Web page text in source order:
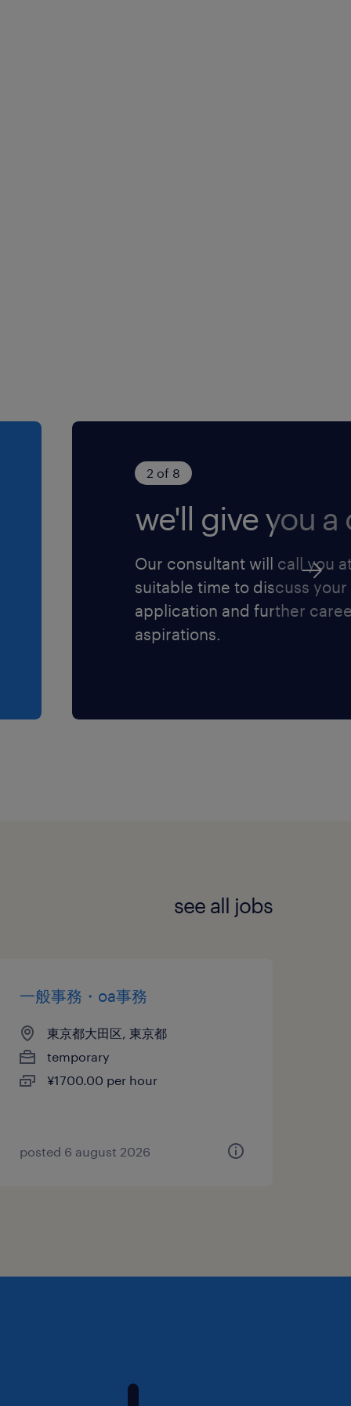
2 of 8
we'll give you a
Our consultant will call you
suitable time to discuss your
application and further
aspirations.
see all jobs
一般事務・oa事務
東京都大田区, 東京都
temporary
¥1700.00 per hour
posted 6 august 2026